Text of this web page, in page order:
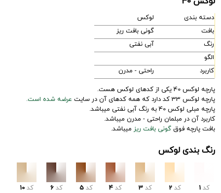
دسته بندی
لوکس
بافت
گونی بافت ریز
رنگ
آبی نفتی
الگو
کاربرد
راحتی - مدرن
پارچه لوکس 40 یکی از کدهای لوکس هست.
پارچه لوکس 33 کد دارد که همه کدهای آن در سایت
عرضه شده است.
پارچه مبلی لوکس 40 به رنگ آبی نفتی میباشد.
کاربرد آن در مبلمان راحتی - مدرن میباشد.
بافت پارچه فوق گونی بافت ریز میباشد.
رنگ بندی لوکس
کد 1 کد 2 کد 3 کد 4 کد 5 کد 6 کد 10